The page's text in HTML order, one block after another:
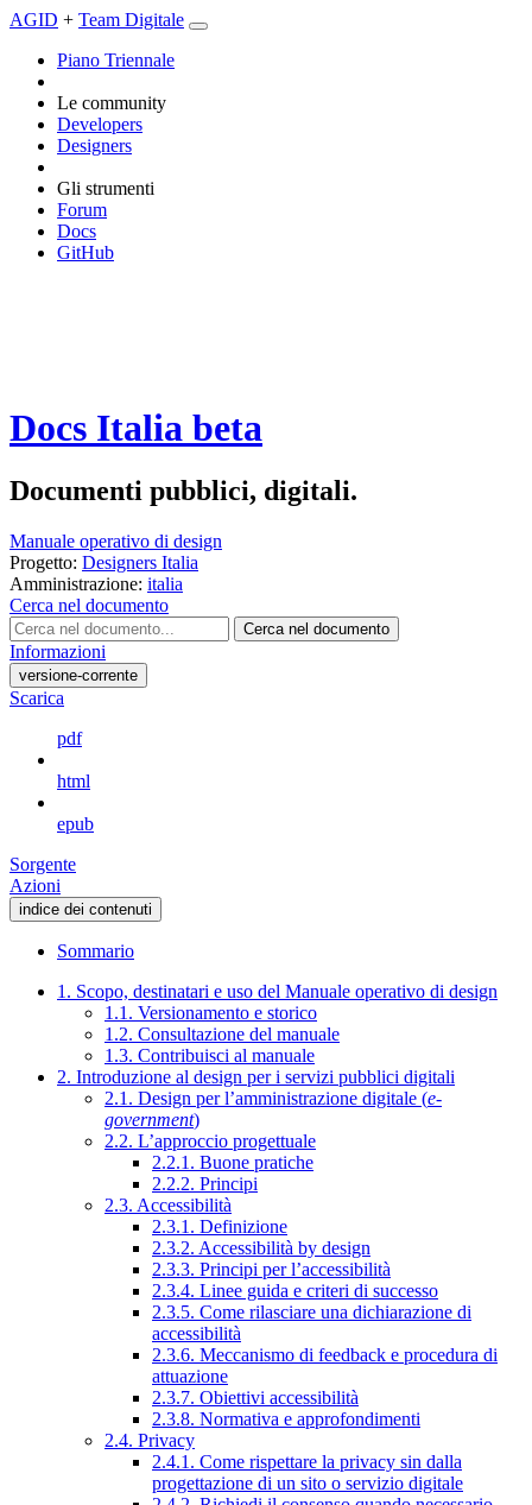
AGID + Team Digitale
Piano Triennale
Le community
Developers
Designers
Gli strumenti
Forum
Docs
GitHub
Docs Italia beta
Documenti pubblici, digitali.
Manuale operativo di design
Progetto: Designers Italia
Amministrazione: italia
Cerca nel documento
Cerca nel documento
Informazioni
versione-corrente
Scarica
pdf
html
epub
Sorgente
Azioni
indice dei contenuti
Sommario
1. Scopo, destinatari e uso del Manuale operativo di design
1.1. Versionamento e storico
1.2. Consultazione del manuale
1.3. Contribuisci al manuale
2. Introduzione al design per i servizi pubblici digitali
2.1. Design per l’amministrazione digitale (e-
government)
2.2. L’approccio progettuale
2.2.1. Buone pratiche
2.2.2. Principi
2.3. Accessibilità
2.3.1. Definizione
2.3.2. Accessibilità by design
2.3.3. Principi per l’accessibilità
2.3.4. Linee guida e criteri di successo
2.3.5. Come rilasciare una dichiarazione di
accessibilità
2.3.6. Meccanismo di feedback e procedura di
attuazione
2.3.7. Obiettivi accessibilità
2.3.8. Normativa e approfondimenti
2.4. Privacy
2.4.1. Come rispettare la privacy sin dalla
progettazione di un sito o servizio digitale